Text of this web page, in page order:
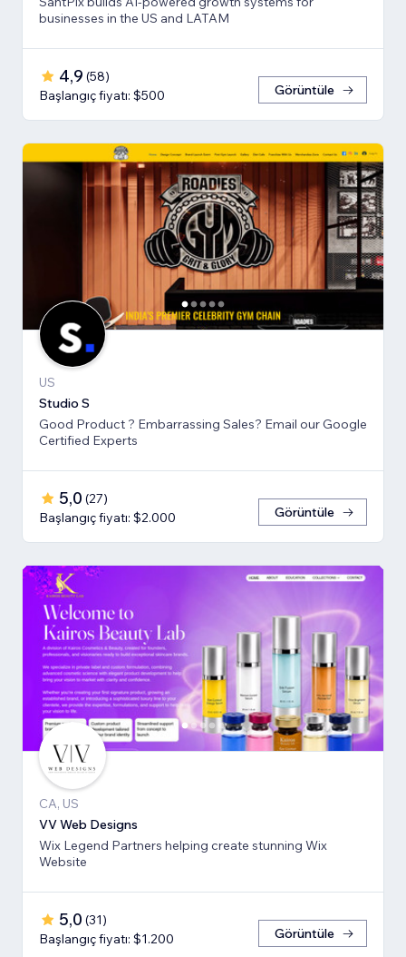
businesses in the US and LATAM
4,9 (58)
Başlangıç fiyatı: $500
Görüntüle
US
Studio S
Good Product ? Embarrassing Sales? Email our Google
Certified Experts
5,0 (27)
Başlangıç fiyatı: $2.000
Görüntüle
CA, US
VV Web Designs
Wix Legend Partners helping create stunning Wix
Website
5,0 (31)
Başlangıç fiyatı: $1.200
Görüntüle